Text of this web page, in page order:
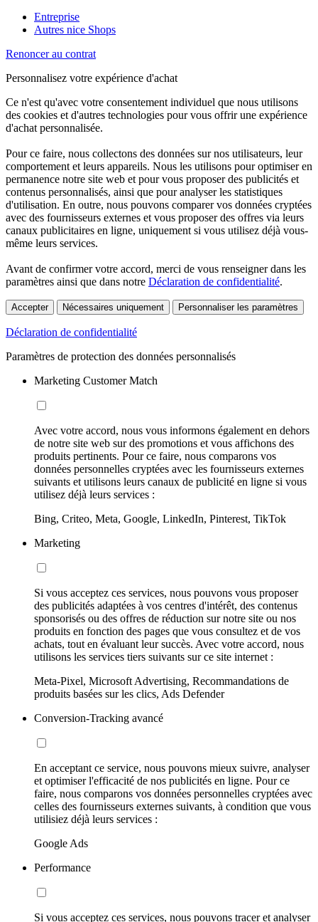
Entreprise
Autres nice Shops
Renoncer au contrat
Personnalisez votre expérience d'achat
Ce n'est qu'avec votre consentement individuel que nous utilisons
des cookies et d'autres technologies pour vous offrir une expérience
d'achat personnalisée.
Pour ce faire, nous collectons des données sur nos utilisateurs, leur
comportement et leurs appareils. Nous les utilisons pour optimiser en
permanence notre site web et pour vous proposer des publicités et
contenus personnalisés, ainsi que pour analyser les statistiques
d'utilisation. En outre, nous pouvons comparer vos données cryptées
avec des fournisseurs externes et vous proposer des offres via leurs
canaux publicitaires en ligne, uniquement si vous utilisez déjà vous-
même leurs services.
Avant de confirmer votre accord, merci de vous renseigner dans les
paramètres ainsi que dans notre Déclaration de confidentialité.
Accepter Nécessaires uniquement Personnaliser les paramètres
Déclaration de confidentialité
Paramètres de protection des données personnalisés
Marketing Customer Match
Avec votre accord, nous vous informons également en dehors
de notre site web sur des promotions et vous affichons des
produits pertinents. Pour ce faire, nous comparons vos
données personnelles cryptées avec les fournisseurs externes
suivants et utilisons leurs canaux de publicité en ligne si vous
utilisez déjà leurs services :
Bing, Criteo, Meta, Google, LinkedIn, Pinterest, TikTok
Marketing
Si vous acceptez ces services, nous pouvons vous proposer
des publicités adaptées à vos centres d'intérêt, des contenus
sponsorisés ou des offres de réduction sur notre site ou nos
produits en fonction des pages que vous consultez et de vos
achats, tout en évaluant leur succès. Avec votre accord, nous
utilisons les services tiers suivants sur ce site internet :
Meta-Pixel, Microsoft Advertising, Recommandations de
produits basées sur les clics, Ads Defender
Conversion-Tracking avancé
En acceptant ce service, nous pouvons mieux suivre, analyser
et optimiser l'efficacité de nos publicités en ligne. Pour ce
faire, nous comparons vos données personnelles cryptées avec
celles des fournisseurs externes suivants, à condition que vous
utilisiez déjà leurs services :
Google Ads
Performance
Si vous acceptez ces services, nous pouvons tracer et analyser